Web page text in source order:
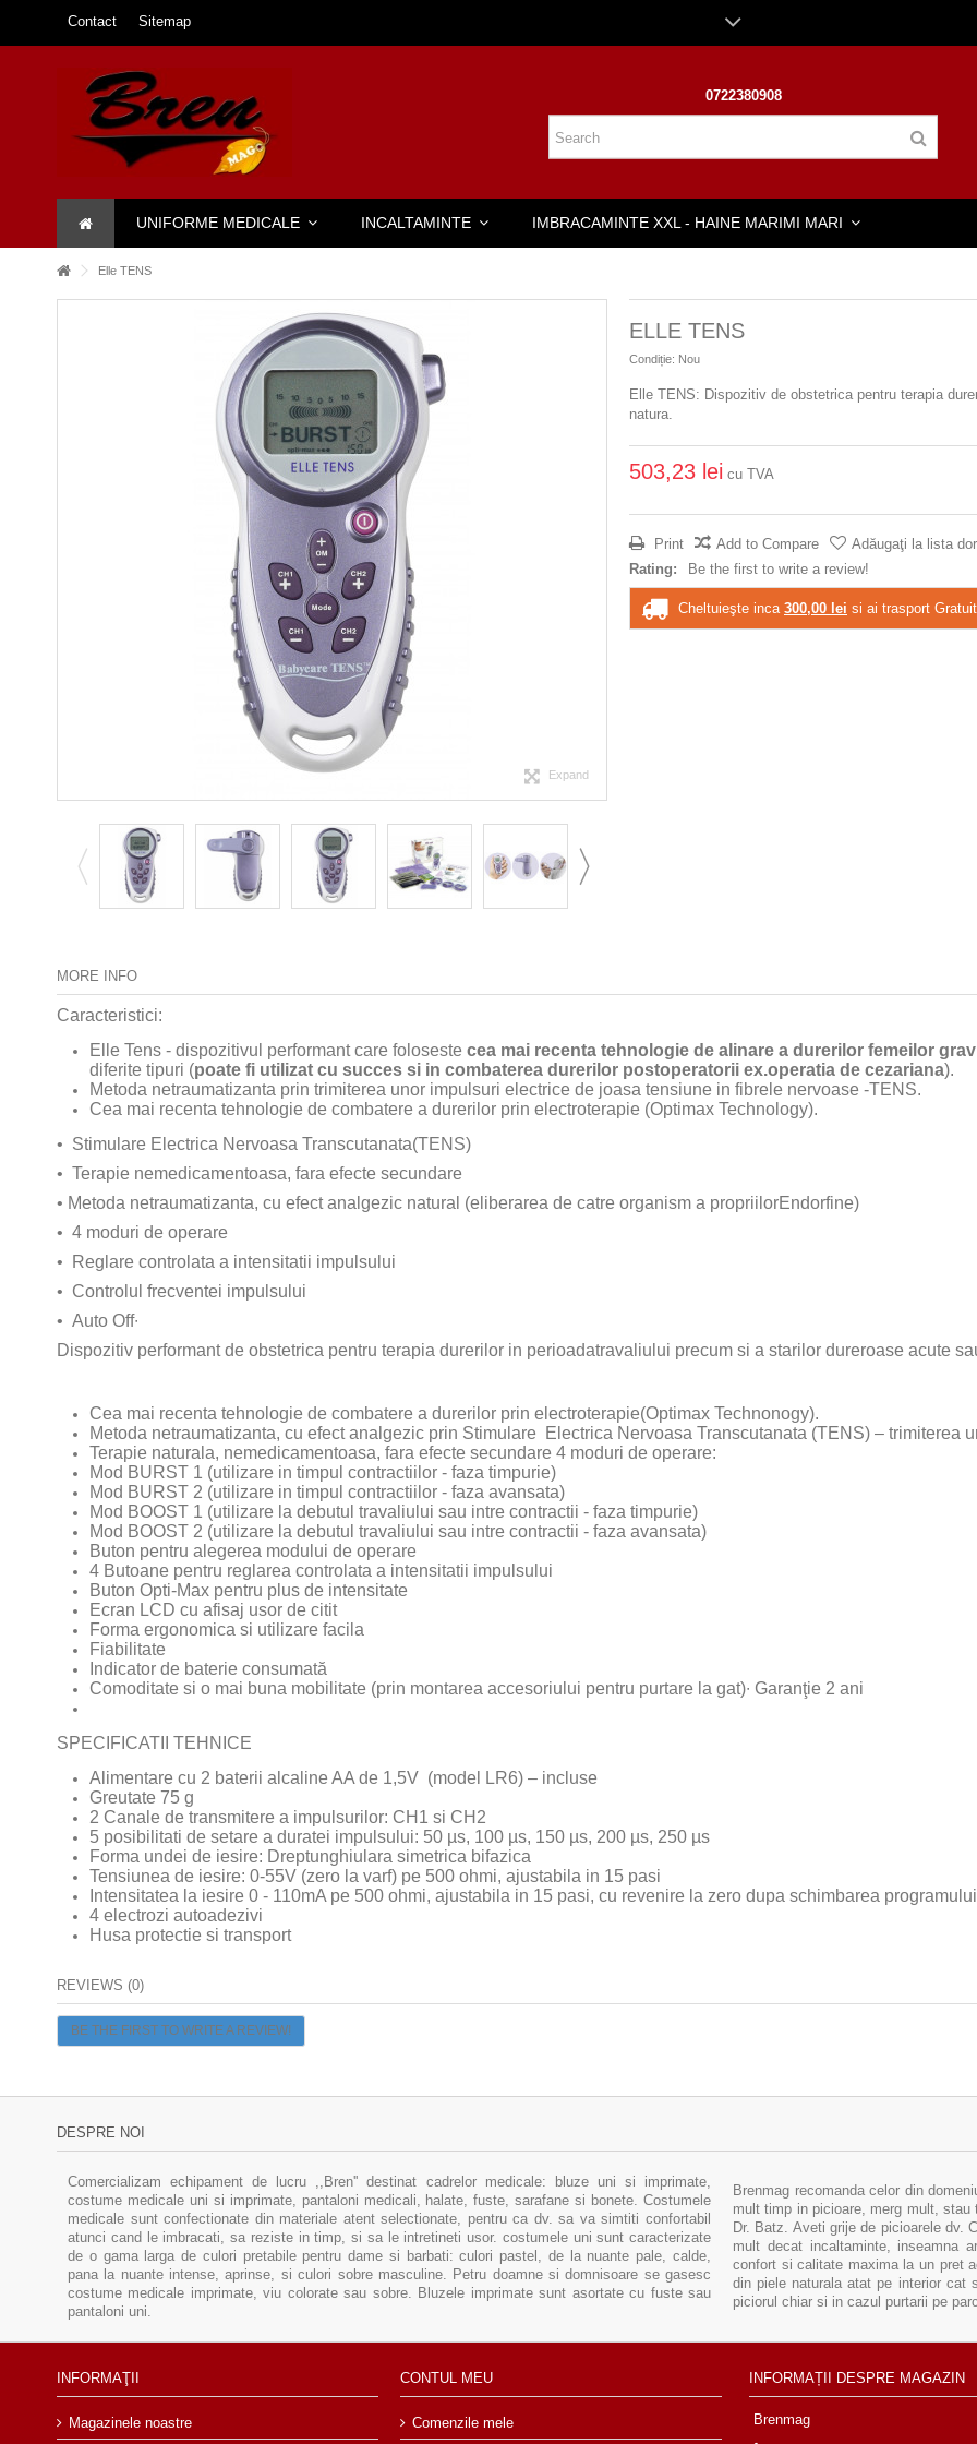
Contact Sitemap
0722380908
UNIFORME MEDICALE INCALTAMINTE IMBRACAMINTE XXL - HAINE MARIMI MARI
Elle TENS
Expand
ELLE TENS
Condiție: Nou
Elle TENS: Dispozitiv de obstetrica pentru terapia
natura.
503,23 lei cu TVA
Print Add to Compare
Adăugaţi la lista
Rating:
Be the first to write a review!
Cheltuieşte inca 300,00 lei si ai trasport
MORE INFO
Caracteristici:
Elle Tens - dispozitivul performant care foloseste cea mai recenta tehnologie de alinare a durerilor femeilor
diferite tipuri (poate fi utilizat cu succes si in combaterea durerilor postoperatorii ex.operatia de cezariana).
Metoda netraumatizanta prin trimiterea unor impulsuri electrice de joasa tensiune in fibrele nervoase -TENS.
Cea mai recenta tehnologie de combatere a durerilor prin electroterapie (Optimax Technology).
• Stimulare Electrica Nervoasa Transcutanata(TENS)
• Terapie nemedicamentoasa, fara efecte secundare
• Metoda netraumatizanta, cu efect analgezic natural (eliberarea de catre organism a propriilorEndorfine)
• 4 moduri de operare
• Reglare controlata a intensitatii impulsului
• Controlul frecventei impulsului
• Auto Off ∙
Dispozitiv performant de obstetrica pentru terapia durerilor in perioadatravaliului precum si a starilor dureroase acute
Cea mai recenta tehnologie de combatere a durerilor prin electroterapie(Optimax Technonogy).
Metoda netraumatizanta, cu efect analgezic prin Stimulare Electrica Nervoasa Transcutanata (TENS) – trimiterea
Terapie naturala, nemedicamentoasa, fara efecte secundare 4 moduri de operare:
Mod BURST 1 (utilizare in timpul contractiilor - faza timpurie)
Mod BURST 2 (utilizare in timpul contractiilor - faza avansata)
Mod BOOST 1 (utilizare la debutul travaliului sau intre contractii - faza timpurie)
Mod BOOST 2 (utilizare la debutul travaliului sau intre contractii - faza avansata)
Buton pentru alegerea modului de operare
4 Butoane pentru reglarea controlata a intensitatii impulsului
Buton Opti-Max pentru plus de intensitate
Ecran LCD cu afisaj usor de citit
Forma ergonomica si utilizare facila
Fiabilitate
Indicator de baterie consumată
Comoditate si o mai buna mobilitate (prin montarea accesoriului pentru purtare la gat)∙ Garanţie 2 ani
SPECIFICATII TEHNICE
Alimentare cu 2 baterii alcaline AA de 1,5V (model LR6) – incluse
Greutate 75 g
2 Canale de transmitere a impulsurilor: CH1 si CH2
5 posibilitati de setare a duratei impulsului: 50 µs, 100 µs, 150 µs, 200 µs, 250 µs
Forma undei de iesire: Dreptunghiulara simetrica bifazica
Tensiunea de iesire: 0-55V (zero la varf) pe 500 ohmi, ajustabila in 15 pasi
Intensitatea la iesire 0 - 110mA pe 500 ohmi, ajustabila in 15 pasi, cu revenire la zero dupa schimbarea programului
4 electrozi autoadezivi
Husa protectie si transport
REVIEWS (0)
BE THE FIRST TO WRITE A REVIEW!
DESPRE NOI
Comercializam echipament de lucru ,,Bren'' destinat cadrelor medicale: bluze uni si imprimate,
costume medicale uni si imprimate, pantaloni medicali, halate, fuste, sarafane si bonete. Costumele
medicale sunt confectionate din materiale atent selectionate, pentru ca dv. sa va simtiti confortabil
atunci cand le imbracati, sa reziste in timp, si sa le intretineti usor. costumele uni sunt caracterizate
de o gama larga de culori pretabile pentru dame si barbati: culori pastel, de la nuante pale, calde,
pana la nuante intense, aprinse, si culori sobre masculine. Petru doamne si domnisoare se gasesc
costume medicale imprimate, viu colorate sau sobre. Bluzele imprimate sunt asortate cu fuste sau
pantaloni uni.
Brenmag recomanda celor din
mult timp in picioare, merg mult,
Dr. Batz. Aveti grije de picioarele dv.
mult decat incaltaminte, inseamna
confort si calitate maxima la un pret
din piele naturala atat pe interior cat
piciorul chiar si in cazul purtarii pe
INFORMAŢII
Magazinele noastre
CONTUL MEU
Comenzile mele
INFORMAȚII DESPRE MAGAZIN
Brenmag